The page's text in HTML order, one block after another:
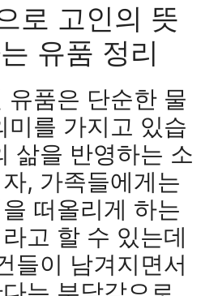
로 고인의 뜻
유품 정리
유품은 단순한 물
미를 가지고 있습
삶을 반영하는 소
, 가족들에게는
떠올리게 하는
고 할 수 있는데
들이 남겨지면서